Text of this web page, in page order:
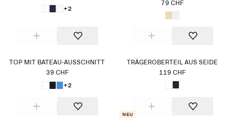
+2
79 CHF
TOP MIT BATEAU-AUSSCHNITT
39 CHF
+2
TRÄGEROBERTEIL AUS SEIDE
119 CHF
Neu